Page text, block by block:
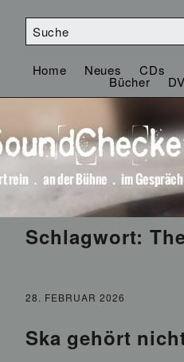
Home Neues CDs
Bücher
Schlagwort:
28. FEBRUAR 2026
Ska gehört